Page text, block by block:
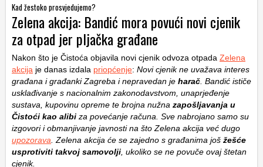
Kad žestoko prosvjedujemo?
Zelena akcija: Bandić mora povući novi cjenik
za otpad jer pljačka građane
Nakon što je Čistoća objavila novi cjenik odvoza otpada Zelena
akcija je danas izdala priopćenje: Novi cjenik ne uvažava interes
građana i građanki Zagreba i nepravedan je harač . Bandić ističe
usklađivanje s nacionalnim zakonodavstvom, unaprjeđenje
sustava, kupovinu opreme te brojna nužna zapošljavanja u
Čistoći kao alibi za povećanje računa. Sve nabrojano samo su
izgovori i obmanjivanje javnosti na što Zelena akcija već dugo
upozorava . Zelena akcija će se zajedno s građanima još žešće
usprotiviti takvoj samovolji , ukoliko se ne povuče ovaj štetan
cjenik.